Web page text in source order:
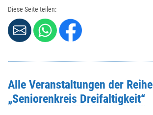
Diese Seite teilen:
Alle Veranstaltungen der Reihe
„Seniorenkreis Dreifaltigkeit“